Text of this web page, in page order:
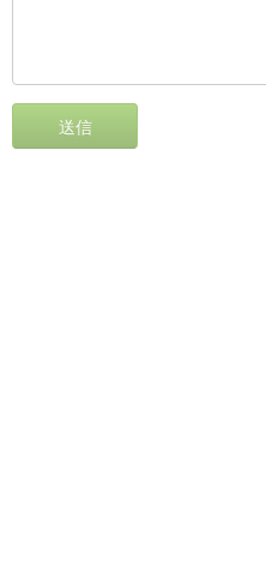
送信